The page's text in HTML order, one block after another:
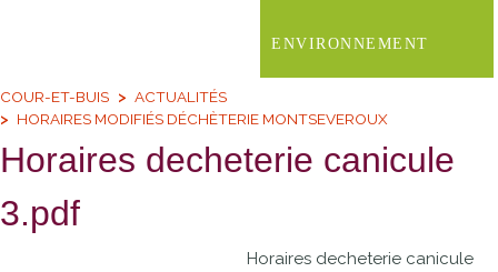
ENVIRONNEMENT
COUR-ET-BUIS
ACTUALITÉS
HORAIRES MODIFIÉS DÉCHÈTERIE MONTSEVEROUX
Horaires decheterie canicule
3.pdf
Horaires decheterie canicule